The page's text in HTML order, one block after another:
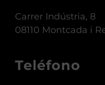
Carrer Indústria, 8
08110 Montcada i
Teléfono